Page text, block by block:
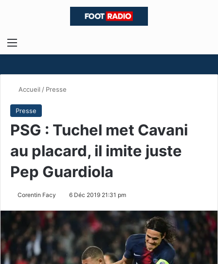
Menu
Accueil / Presse
Presse
PSG : Tuchel met Cavani
au placard, il imite juste
Pep Guardiola
Corentin Facy 6 Déc 2019 21:31 pm